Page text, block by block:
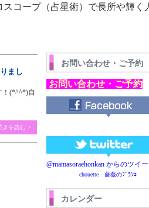
コープ（占星術）で長所や輝く
まし
！(*^^*)自
きを読む >
お問い合わせ・ご予約
お問い合わせ・ご予約
@mamasoraehonkan からのツイー
chouette 薔薇のﾌﾞﾗﾝｺ
カレンダー